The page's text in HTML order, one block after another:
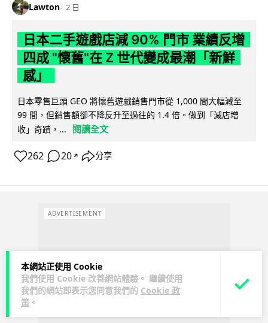
本網站正使用 Cookie
我們使用 Cookie 改善網站體驗。 繼續使用
我們的網站即表示您同意我們的 Cookie 政
策 。
Lawton 2 日
日本二手遊戲店減 90% 門市 業績反增
四成 "懷舊"在 Z 世代變成最潮「新鮮
感」
日本零售巨頭 GEO 將懷舊遊戲銷售門市從 1,000 間大幅減至
99 間，但銷售額卻不降反升至過往的 1.4 倍。做到「減店增
收」奇蹟，...
閱讀全文
262 20 ↗ 分享
ADVERTISEMENT